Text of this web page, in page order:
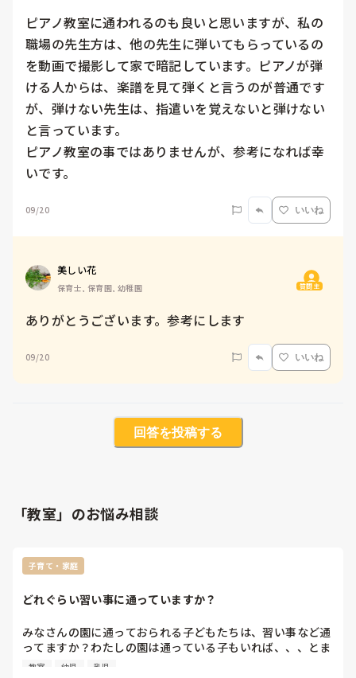
ピアノ教室に通われるのも良いと思いますが、私の
職場の先生方は、他の先生に弾いてもらっているの
を動画で撮影して家で暗記しています。ピアノが弾
ける人からは、楽譜を見て弾くと言うのが普通です
が、弾けない先生は、指遣いを覚えないと弾けない
と言っています。
ピアノ教室の事ではありませんが、参考になれば幸
いです。
09/20 いいね
美しい花
保育士, 保育園, 幼稚園 質問主
ありがとうございます。参考にします
09/20 いいね
回答を投稿する
「教室」のお悩み相談
子育て・家庭
どれぐらい習い事に通っていますか？
みなさんの園に通っておられる子どもたちは、習い事など通
ってますか？わたしの園は通っている子もいれば、、、とま
ちまちなのですが、友だちの園だと、ほとんどみんな通って
教室 幼児 乳児